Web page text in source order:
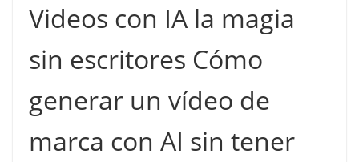
Videos con IA la magia
sin escritores Cómo
generar un vídeo de
marca con AI sin tener